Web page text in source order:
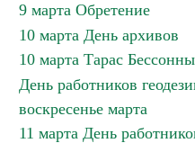
9 марта Обретение
10 марта День архивов
10 марта Тарас
День работников
воскресенье марта
11 марта День